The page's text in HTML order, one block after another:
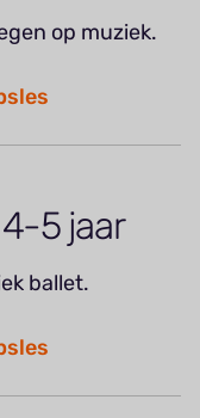
op muziek.
5 jaar
ballet.